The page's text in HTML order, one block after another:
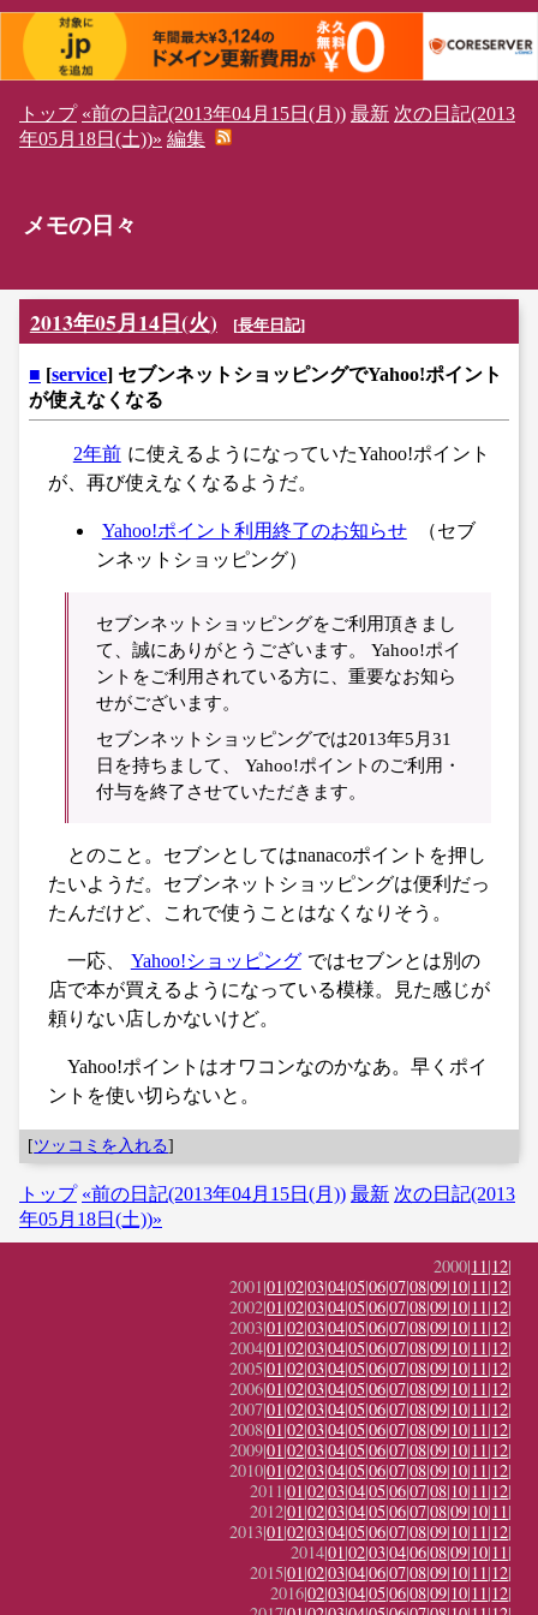
トップ «前の日記(2013年04月15日(月)) 最新 次の日記(2013
年05月18日(土))» 編集
メモの日々
2013年05月14日(火) [長年日記]
■ [service] セブンネットショッピングでYahoo!ポイント
が使えなくなる
2年前 に使えるようになっていたYahoo!ポイント
が、再び使えなくなるようだ。
Yahoo!ポイント利用終了のお知らせ
（セブ
ンネットショッピング）
セブンネットショッピングをご利用頂きまし
て、誠にありがとうございます。 Yahoo!ポイ
ントをご利用されている方に、重要なお知ら
せがございます。
セブンネットショッピングでは2013年5月31
日を持ちまして、 Yahoo!ポイントのご利用・
付与を終了させていただきます。
とのこと。セブンとしてはnanacoポイントを押し
たいようだ。セブンネットショッピングは便利だっ
たんだけど、これで使うことはなくなりそう。
一応、 Yahoo!ショッピング ではセブンとは別の
店で本が買えるようになっている模様。見た感じが
頼りない店しかないけど。
Yahoo!ポイントはオワコンなのかなあ。早くポイ
ントを使い切らないと。
[ツッコミを入れる]
トップ «前の日記(2013年04月15日(月)) 最新 次の日記(2013
年05月18日(土))»
2000|11|12|
2001|01|02|03|04|05|06|07|08|09|10|11|12|
2002|01|02|03|04|05|06|07|08|09|10|11|12|
2003|01|02|03|04|05|06|07|08|09|10|11|12|
2004|01|02|03|04|05|06|07|08|09|10|11|12|
2005|01|02|03|04|05|06|07|08|09|10|11|12|
2006|01|02|03|04|05|06|07|08|09|10|11|12|
2007|01|02|03|04|05|06|07|08|09|10|11|12|
2008|01|02|03|04|05|06|07|08|09|10|11|12|
2009|01|02|03|04|05|06|07|08|09|10|11|12|
2010|01|02|03|04|05|06|07|08|09|10|11|12|
2011|01|02|03|04|05|06|07|08|10|11|12|
2012|01|02|03|04|05|06|07|08|09|10|11|
2013|01|02|03|04|05|06|07|08|09|10|11|12|
2014|01|02|03|04|06|08|09|10|11|
2015|01|02|03|04|06|07|08|09|10|11|12|
2016|02|03|04|05|06|08|09|10|11|12|